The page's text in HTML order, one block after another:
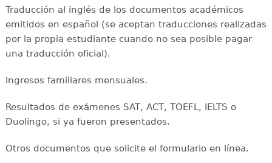
Traducción al inglés de los documentos académicos
emitidos en español (se aceptan traducciones realizadas
por la propia estudiante cuando no sea posible pagar
una traducción oficial).
Ingresos familiares mensuales.
Resultados de exámenes SAT, ACT, TOEFL, IELTS o
Duolingo, si ya fueron presentados.
Otros documentos que solicite el formulario en línea.